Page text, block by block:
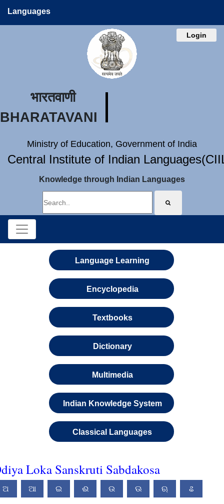
Languages
Login
भारतवाणी
BHARATAVANI
Ministry of Education, Government of India
Central Institute of Indian
Knowledge through Indian Languages
Language Learning
Encyclopedia
Textbooks
Dictionary
Multimedia
Indian Knowledge System
Classical Languages
Loka Sanskruti Sabdakosa
ଅ ଆ ଇ ଈ ଉ ଊ ଋ ଌ